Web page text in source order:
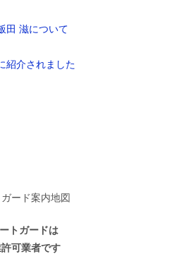
田 滋について
紹介されました
ード案内地図
トガードは
可業者です